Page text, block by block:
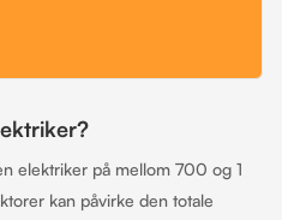
elektriker på mellom 700 og 1
kan påvirke den totale